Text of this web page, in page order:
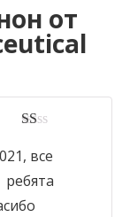
от
out
of
5
все